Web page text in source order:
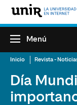
Menú
Inicio Revista -
Día